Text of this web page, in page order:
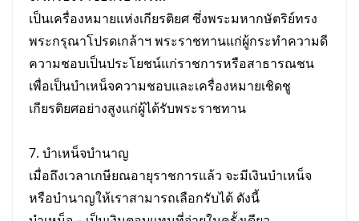
เป็นเครื่องหมายแห่งเกียรติยศ ซึ่งพระมหากษัตริย์ทรง
พระกรุณาโปรดเกล้าฯ พระราชทานแก่ผู้กระทำความดี
ความชอบเป็นประโยชน์แก่ราชการหรือสาธารณชน
เพื่อเป็นบำเหน็จความชอบและเครื่องหมายเชิดชู
เกียรติยศอย่างสูงแก่ผู้ได้รับพระราชทาน
7. บำเหน็จบำนาญ
เมื่อถึงเวลาเกษียณอายุราชการแล้ว จะมีเงินบำเหน็จ
หรือบำนาญให้เราสามารถเลือกรับได้ ดังนี้